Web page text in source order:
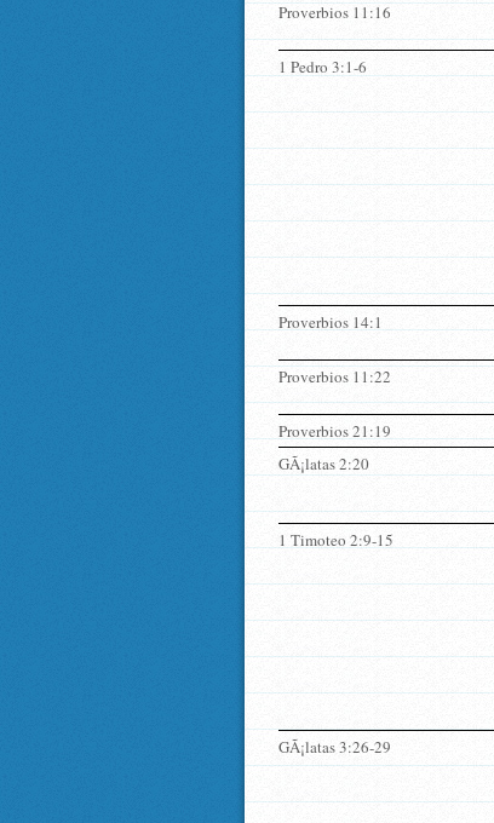
Proverbios 11:16
1 Pedro 3:1-6
Proverbios 14:1
Proverbios 11:22
Proverbios 21:19
GÃ¡latas 2:20
1 Timoteo 2:9-15
GÃ¡latas 3:26-29